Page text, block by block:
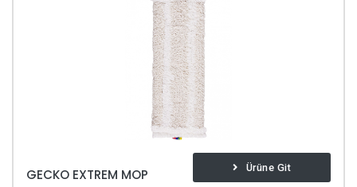
GECKO EXTREM MOP Ürüne Git